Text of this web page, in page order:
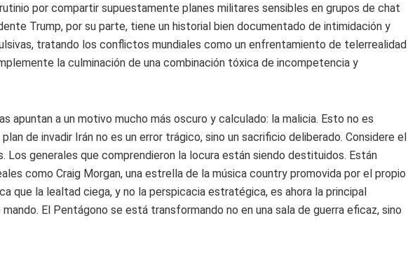
por compartir supuestamente planes militares sensibles en grupos de chat
Trump, por su parte, tiene un historial bien documentado de intimidación y
tratando los conflictos mundiales como un enfrentamiento de telerrealidad
la culminación de una combinación tóxica de incompetencia y
apuntan a un motivo mucho más oscuro y calculado: la malicia. Esto no es
de invadir Irán no es un error trágico, sino un sacrificio deliberado. Considere el
Los generales que comprendieron la locura están siendo destituidos. Están
como Craig Morgan, una estrella de la música country promovida por el propio
que la lealtad ciega, y no la perspicacia estratégica, es ahora la principal
El Pentágono se está transformando no en una sala de guerra eficaz, sino